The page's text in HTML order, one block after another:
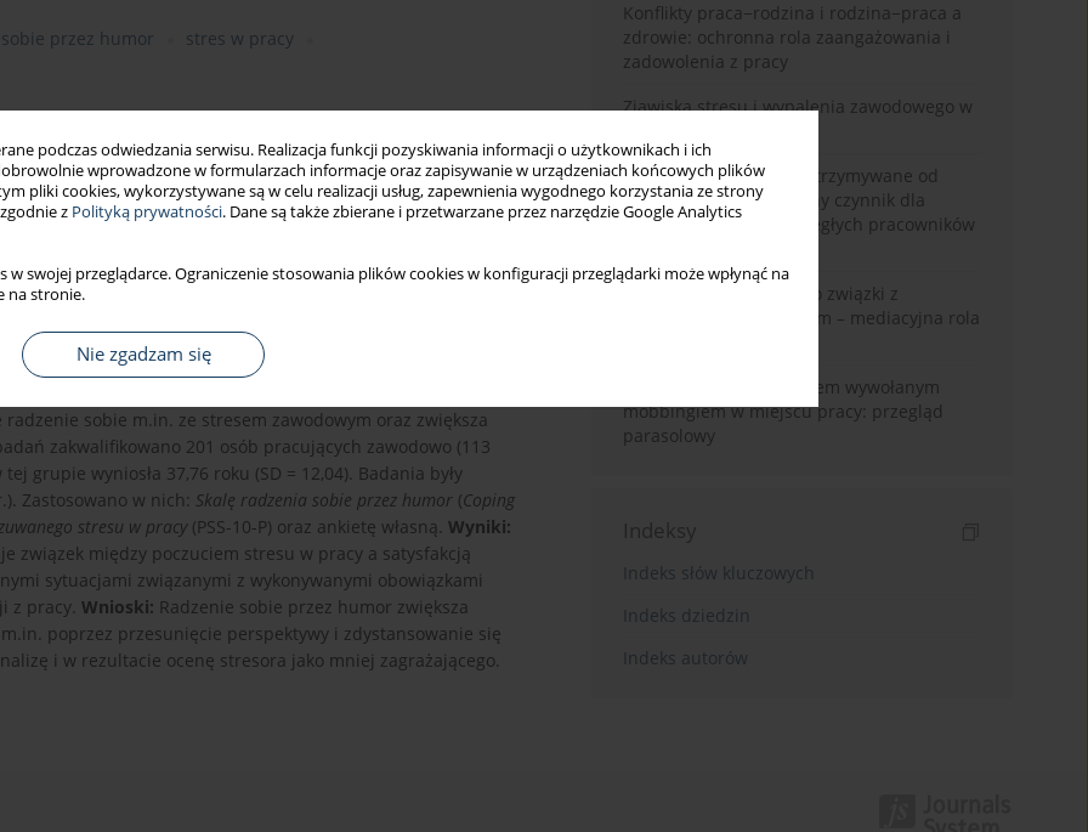
podczas odwiedzania serwisu. Realizacja funkcji pozyskiwania informacji o użytkownikach i ich
wprowadzone w formularzach informacje oraz zapisywanie w urządzeniach końcowych plików
pliki cookies, wykorzystywane są w celu realizacji usług, zapewnienia wygodnego korzystania ze strony
z Polityką prywatności. Dane są także zbierane i przetwarzane przez narzędzie Google Analytics
w swojej przeglądarce. Ograniczenie stosowania plików cookies w konfiguracji przeglądarki może wpłynąć na
na stronie.
Nie zgadzam się
przez humor
stres w pracy
zawodowe, zaangażowanie w pracę, satysfakcja z pracy,
redukować napięcia i spostrzegać sytuacje jako mniej
sobie m.in. ze stresem zawodowym oraz zwiększa
zakwalifikowano 201 osób pracujących zawodowo (113
grupie wyniosła 37,76 roku (SD = 12,04). Badania były
Zastosowano w nich: Skalę radzenia sobie przez humor (Coping
stresu w pracy(PSS-10-P) oraz ankietę własną. Wyniki:
związek między poczuciem stresu w pracy a satysfakcją
sytuacjami związanymi z wykonywanymi obowiązkami
z pracy. Wnioski: Radzenie sobie przez humor zwiększa
poprzez przesunięcie perspektywy i zdystansowanie się
i w rezultacie ocenę stresora jako mniej zagrażającego.
Konflikty praca−rodzina i rodzina−praca a
zdrowie: ochronna rola zaangażowania i
zadowolenia z pracy
Zjawiska stresu i wypalenia zawodowego w
Postrzegane wsparcie otrzymywane od
przełożonego jako istotny czynnik dla
satysfakcji z pracy podległych pracowników
Humor nauczycieli i jego związki z
przewlekłym zmęczeniem – mediacyjna rola
Radzenie sobie ze stresem wywołanym
mobbingiem w miejscu pracy: przegląd
parasolowy
Indeksy
Indeks słów kluczowych
Indeks dziedzin
Indeks autorów